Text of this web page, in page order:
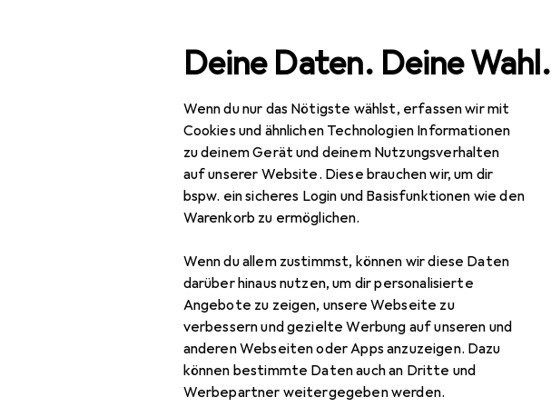
Deine Daten. Deine Wahl.
Wenn du nur das Nötigste wählst, erfassen wir mit
Cookies und ähnlichen Technologien Informationen
zu deinem Gerät und deinem Nutzungsverhalten
auf unserer Website. Diese brauchen wir, um dir
bspw. ein sicheres Login und Basisfunktionen wie den
Warenkorb zu ermöglichen.
Wenn du allem zustimmst, können wir diese Daten
darüber hinaus nutzen, um dir personalisierte
Angebote zu zeigen, unsere Webseite zu
verbessern und gezielte Werbung auf unseren und
anderen Webseiten oder Apps anzuzeigen. Dazu
können bestimmte Daten auch an Dritte und
Werbepartner weitergegeben werden.
Navigation nach Kategorien Gesamtsortiment Baumarkt + Garten